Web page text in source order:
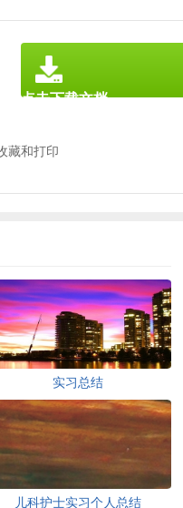
藏和打印
点击下载文档
实习总结
儿科护士实习个人总结